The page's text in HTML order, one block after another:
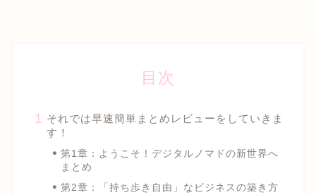
目次
それでは早速簡単まとめレビューをしていきま
す！
第1章：ようこそ！デジタルノマドの新世界へ
まとめ
第2章：「持ち歩き自由」なビジネスの築き方